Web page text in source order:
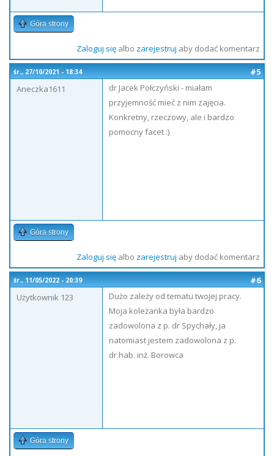
Góra strony
Zaloguj sięalbo zarejestruj aby dodać komentarz
śr., 27/10/2021 - 18:34
#5
Aneczka1611
dr Jacek Połczyński - miałam
przyjemność mieć z nim zajęcia.
Konkretny, rzeczowy, ale i bardzo
pomocny facet :)
Góra strony
Zaloguj sięalbo zarejestruj aby dodać komentarz
śr., 11/05/2022 - 20:39
#6
Użytkownik 123
Dużo zależy od tematu twojej pracy.
Moja koleżanka była bardzo
zadowolona z p. dr Spychały, ja
natomiast jestem zadowolona z p.
dr.hab. inż. Borowca
Góra strony